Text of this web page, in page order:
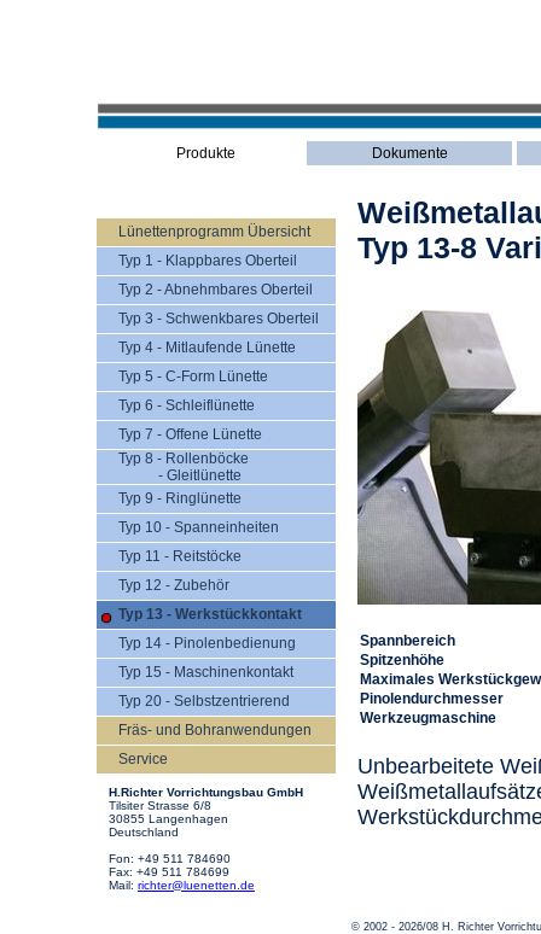
Produkte Dokumente
Lünettenprogramm Übersicht
Typ 1 - Klappbares Oberteil
Typ 2 - Abnehmbares Oberteil
Typ 3 - Schwenkbares Oberteil
Typ 4 - Mitlaufende Lünette
Typ 5 - C-Form Lünette
Typ 6 - Schleiflünette
Typ 7 - Offene Lünette
Typ 8 - Rollenböcke
- Gleitlünette
Typ 9 - Ringlünette
Typ 10 - Spanneinheiten
Typ 11 - Reitstöcke
Typ 12 - Zubehör
Typ 13 - Werkstückkontakt
Typ 14 - Pinolenbedienung
Typ 15 - Maschinenkontakt
Typ 20 - Selbstzentrierend
Fräs- und Bohranwendungen
Service
H.Richter Vorrichtungsbau GmbH
Tilsiter Strasse 6/8
30855 Langenhagen
Deutschland
Fon: +49 511 784690
Fax: +49 511 784699
Mail: richter@luenetten.de
Typ 13-8
Spannbereich
Spitzenhöhe
Maximales
Pinolendurchmesser
Werkzeugmaschine
Unbearbeitete
© 2002 - 2026/08 H. Richter